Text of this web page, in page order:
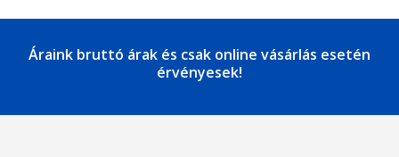
Áraink bruttó árak és csak online vásárlás esetén
érvényesek!